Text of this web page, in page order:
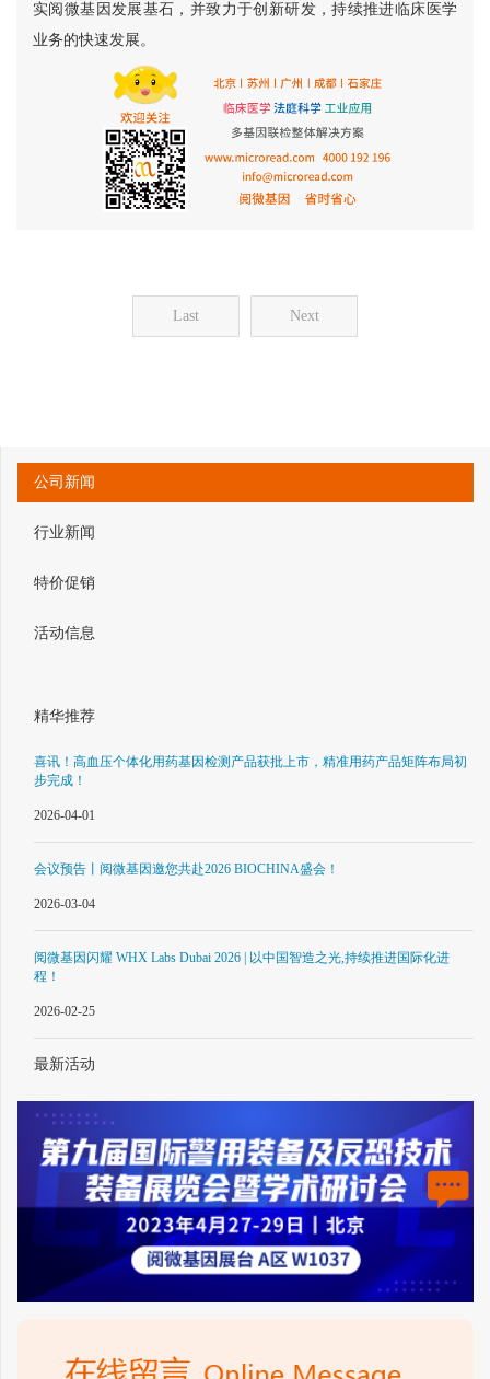
实阅微基因发展基石，并致力于创新研发，持续推进临床医学
业务的快速发展。
Last Next
公司新闻
行业新闻
特价促销
活动信息
精华推荐
喜讯！高血压个体化用药基因检测产品获批上市，精准用药产品矩阵布局初
步完成！
2026-04-01
会议预告丨阅微基因邀您共赴2026 BIOCHINA盛会！
2026-03-04
阅微基因闪耀 WHX Labs Dubai 2026 | 以中国智造之光,持续推进国际化进
程！
2026-02-25
最新活动